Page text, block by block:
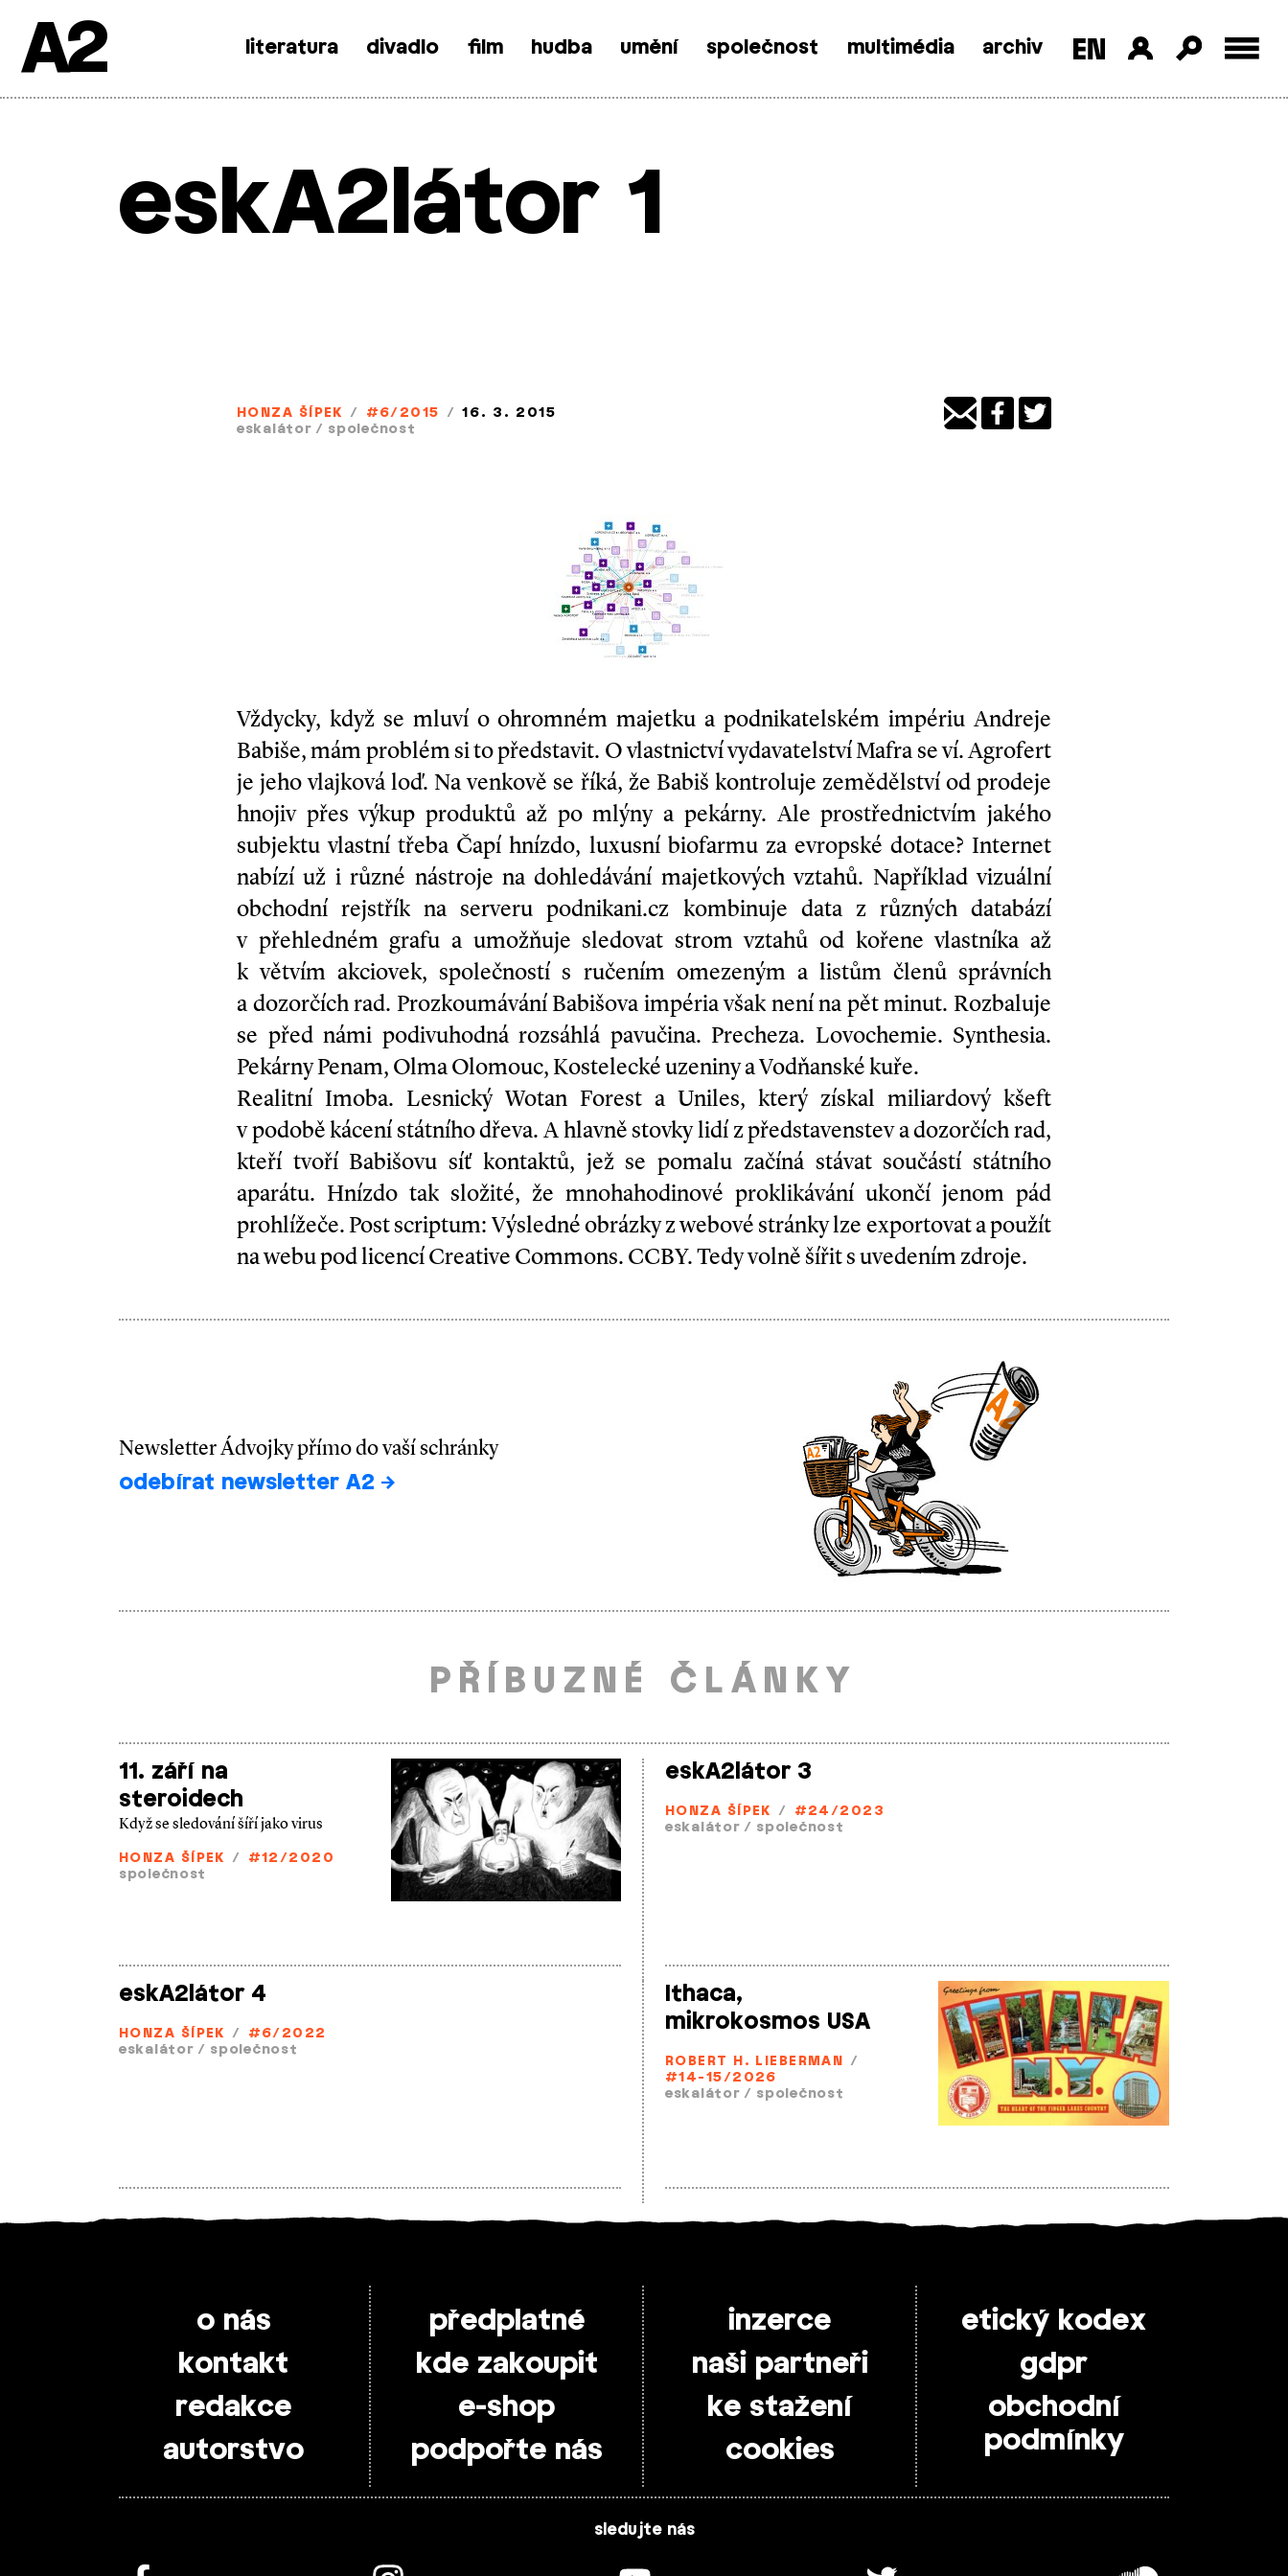
SkipA2 literatura divadlo film hudba umění společnost multimédia archiv
eskA2látor 1
HONZA ŠÍPEK / #6/2015 / 16. 3. 2015
eskalátor / společnost
Vždycky, když se mluví o ohromném majetku a podnikatelském impériu Andreje
Babiše, mám problém si to představit. O vlastnictví vydavatelství Mafra se ví. Agrofert
je jeho vlajková loď. Na venkově se říká, že Babiš kontroluje zemědělství od prodeje
hnojiv přes výkup produktů až po mlýny a pekárny. Ale prostřednictvím jakého
subjektu vlastní třeba Čapí hnízdo, luxusní biofarmu za evropské dotace? Internet
nabízí už i různé nástroje na dohledávání majetkových vztahů. Například vizuální
obchodní rejstřík na serveru podnikani.cz kombinuje data z různých databází
v přehledném grafu a umožňuje sledovat strom vztahů od kořene vlastníka až
k větvím akciovek, společností s ručením omezeným a listům členů správních
a dozorčích rad. Prozkoumávání Babišova impéria však není na pět minut. Rozbaluje
se před námi podivuhodná rozsáhlá pavučina. Precheza. Lovochemie. Synthesia.
Pekárny Penam, Olma Olomouc, Kostelecké uzeniny a Vodňanské kuře.
Realitní Imoba. Lesnický Wotan Forest a Uniles, který získal miliardový kšeft
v podobě kácení státního dřeva. A hlavně stovky lidí z představenstev a dozorčích rad,
kteří tvoří Babišovu síť kontaktů, jež se pomalu začíná stávat součástí státního
aparátu. Hnízdo tak složité, že mnohahodinové proklikávání ukončí jenom pád
prohlížeče. Post scriptum: Výsledné obrázky z webové stránky lze exportovat a použít
na webu pod licencí Creative Commons. CC­BY. Tedy volně šířit s uvedením zdroje.
Newsletter Ádvojky přímo do vaší schránky
odebírat newsletter A2
PŘÍBUZNÉ ČLÁNKY
11. září na
steroidech
Když se sledování šíří jako virus
HONZA ŠÍPEK /
#12/2020
společnost
eskA2látor 3
HONZA ŠÍPEK /
#24/2023
eskalátor / společnost
eskA2látor 4
HONZA ŠÍPEK /
#6/2022
eskalátor / společnost
Ithaca,
mikrokosmos USA
ROBERT H. LIEBERMAN /
#14-15/2026
eskalátor / společnost
o nás
kontakt
redakce
autorstvo
předplatné
kde zakoupit
e-shop
podpořte nás
inzerce
naši partneři
ke stažení
cookies
etický kodex
gdpr
obchodní
podmínky
sledujte nás